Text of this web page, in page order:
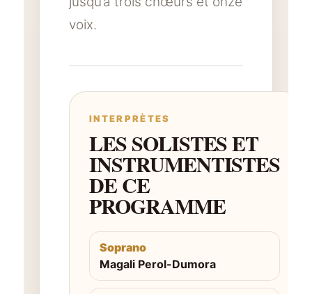
voix.
INTERPRÈTES
LES SOLISTES ET
INSTRUMENTISTES
DE CE
PROGRAMME
Soprano
Magali Perol-Dumora